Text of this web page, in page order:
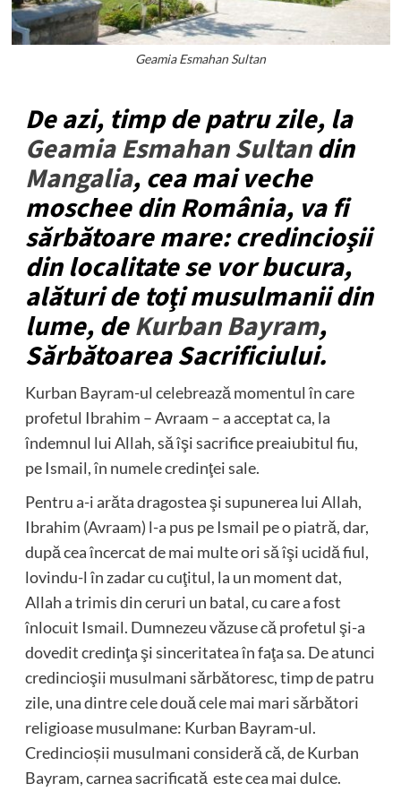
Geamia Esmahan Sultan
De azi, timp de patru zile, la
Geamia Esmahan Sultandin
Mangalia, cea mai veche
moschee din România, va fi
sărbătoare mare: credincioşii
din localitate se vor bucura,
alături de toţi musulmanii din
lume, deKurban Bayram,
Sărbătoarea Sacrificiului.
Kurban Bayram-ul celebrează momentul în care
profetul Ibrahim – Avraam – a acceptat ca, la
îndemnul lui Allah, să îşi sacrifice preaiubitul fiu,
pe Ismail, în numele credinţei sale.
Pentru a-i arăta dragostea şi supunerea lui Allah,
Ibrahim (Avraam) l-a pus pe Ismail pe o piatră, dar,
după cea încercat de mai multe ori să îşi ucidă fiul,
lovindu-l în zadar cu cuţitul, la un moment dat,
Allah a trimis din ceruri un batal, cu care a fost
înlocuit Ismail. Dumnezeu văzuse că profetul şi-a
dovedit credinţa şi sinceritatea în faţa sa. De atunci
credincioşii musulmani sărbătoresc, timp de patru
zile, una dintre cele două cele mai mari sărbători
religioase musulmane: Kurban Bayram-ul.
Credincioșii musulmani consideră că, de Kurban
Bayram, carnea sacrificată este cea mai dulce.